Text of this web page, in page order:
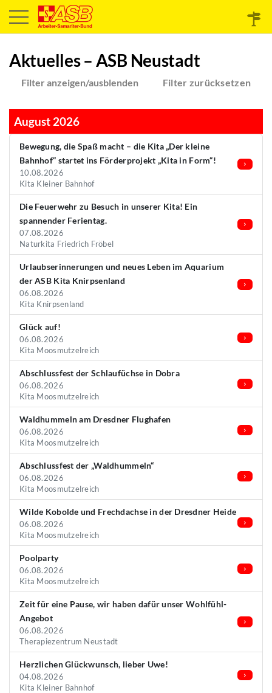
Aktuelles – ASB Neustadt
Filter anzeigen/ausblenden Filter zurücksetzen
August 2026
Bewegung, die Spaß macht – die Kita „Der kleine
Bahnhof“ startet ins Förderprojekt „Kita in Form“!
10.08.2026
Kita Kleiner Bahnhof
Die Feuerwehr zu Besuch in unserer Kita! Ein
spannender Ferientag.
07.08.2026
Naturkita Friedrich Fröbel
Urlaubserinnerungen und neues Leben im Aquarium
der ASB Kita Knirpsenland
06.08.2026
Kita Knirpsenland
Glück auf!
06.08.2026
Kita Moosmutzelreich
Abschlussfest der Schlaufüchse in Dobra
06.08.2026
Kita Moosmutzelreich
Waldhummeln am Dresdner Flughafen
06.08.2026
Kita Moosmutzelreich
Abschlussfest der „Waldhummeln“
06.08.2026
Kita Moosmutzelreich
Wilde Kobolde und Frechdachse in der Dresdner Heide
06.08.2026
Kita Moosmutzelreich
Poolparty
06.08.2026
Kita Moosmutzelreich
Zeit für eine Pause, wir haben dafür unser Wohlfühl-
Angebot
06.08.2026
Therapiezentrum Neustadt
Herzlichen Glückwunsch, lieber Uwe!
04.08.2026
Kita Kleiner Bahnhof